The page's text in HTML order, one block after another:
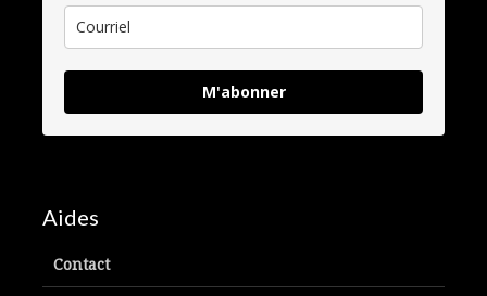
M'abonner
Aides
Contact